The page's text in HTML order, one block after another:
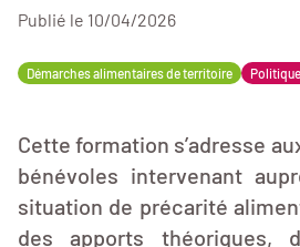
Publié le 10/04/2026
Démarches alimentaires de territoire
Cette formation s’adresse
bénévoles intervenant
situation de précarité
des apports théoriques,